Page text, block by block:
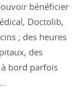
bénéficier
Doctolib,
; des heures
des
bord parfois